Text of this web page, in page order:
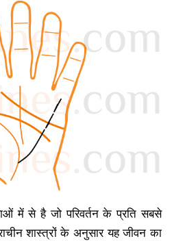
में से है जो परिवर्तन के प्रति सबसे
शास्त्रों के अनुसार यह जीवन का